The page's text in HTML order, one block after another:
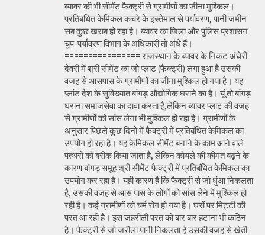
ब्यावर की भी सीमेंट फैक्ट्री से ग्रामीणों का जीना मुश्किल।
प्रतिबंधित केमिकल कचरे के इस्तेमाल से पर्यावरण, पानी जमीन
सब कुछ खराब हो रहा है। ब्यावर का जिला और पुलिस प्रशासन
चुप: पर्यावरण विभाग के अधिकारी तो अंधे हैं।
================ राजस्थान के ब्यावर के निकट अंधेरी
देवरी में श्री सीमेंट का जो प्लांट (फैक्ट्री) लगा हुआ है उसकी
वजह से आसपास के ग्रामीणों का जीना मुश्किल हो गया है। यह
प्लांट देश के सुविख्यात बांगड़ औद्योगिक घराने का है। यूं तो बांगड़
घराना समाजसेवा का दावा करता है,लेकिन ब्यावर प्लांट की वजह
से ग्रामीणों को सांस लेना भी मुश्किल हो रहा है। ग्रामीणों के
अनुसार पिछले कुछ दिनों में फैक्ट्री में प्रतिबंधित केमिकल का
उपयोग हो रहा है। यह केमिकल सीमेंट बनाने के काम आने वाले
पत्थरों को बरीक किया जाता है, लेकिन कोयले की कीमत बढ़ने के
कारण बांगड़ समूह श्री सीमेंट फैक्ट्री में प्रतिबंधित केमिकल का
उपयोग कर रहा है। यही कारण है कि फैक्ट्री से जो धुंआ निकलता
है, उसकी वजह से आस पास के लोगों को सांस लेने में मुश्किल हो
रही है। कई ग्रामीणों को चर्म रोग हो गया है। घरों पर मिट्टी की
परत आ रही है। इस जहरीली परत को बार बार हटाना भी कठिन
है। फैक्ट्री से जो जरीला पानी निकलता है उसकी वजह से खेती